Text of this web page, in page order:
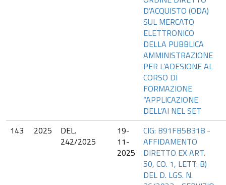
D’ACQUISTO (ODA)
SUL MERCATO
ELETTRONICO
DELLA PUBBLICA
AMMINISTRAZIONE
PER L’ADESIONE AL
CORSO DI
FORMAZIONE
“APPLICAZIONE
DELL’AI NEL SET
143
2025
DEL.
242/2025
19-
11-
2025
CIG: B91FB5B318 -
AFFIDAMENTO
DIRETTO EX ART.
50, CO. 1, LETT. B)
DEL D. LGS. N.